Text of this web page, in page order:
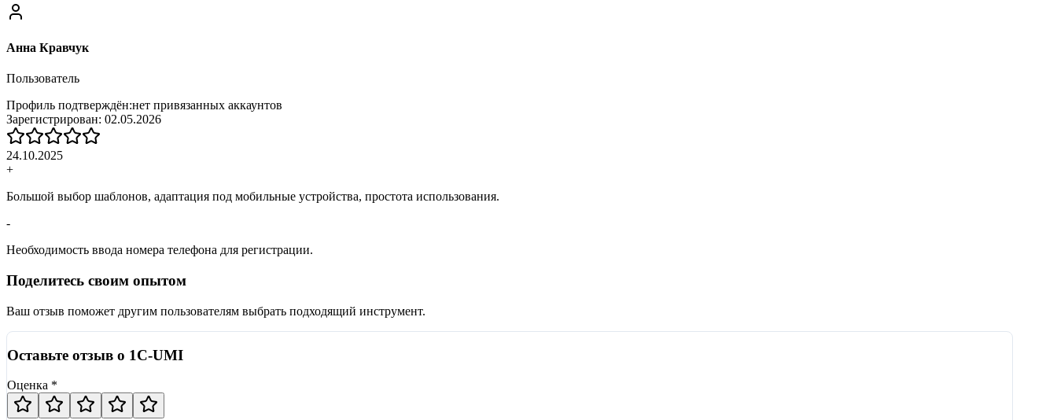
Анна Кравчук
Пользователь
Профиль подтверждён:нет привязанных аккаунтов
Зарегистрирован: 02.05.2026
24.10.2025
+
Большой выбор шаблонов, адаптация под мобильные устройства, простота использования.
-
Необходимость ввода номера телефона для регистрации.
Поделитесь своим опытом
Ваш отзыв поможет другим пользователям выбрать подходящий инструмент.
Оставьте отзыв о 1C-UMI
Оценка *